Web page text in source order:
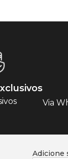
Via
Adicione